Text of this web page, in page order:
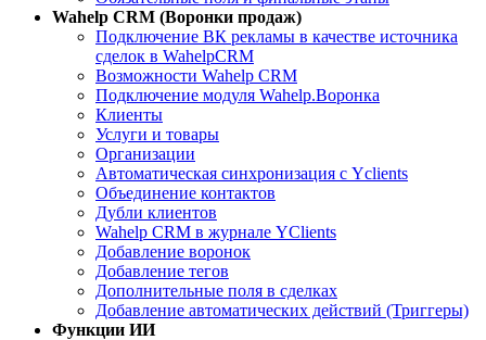
Wahelp CRM (Воронки продаж)
Подключение ВК рекламы в качестве источника
сделок в WahelpCRM
Возможности Wahelp CRM
Подключение модуля Wahelp.Воронка
Клиенты
Услуги и товары
Организации
Автоматическая синхронизация с Yclients
Объединение контактов
Дубли клиентов
Wahelp CRM в журнале YClients
Добавление воронок
Добавление тегов
Дополнительные поля в сделках
Добавление автоматических действий (Триггеры)
Функции ИИ